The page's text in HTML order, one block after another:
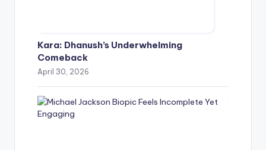
Kara: Dhanush’s Underwhelming
Comeback
April 30, 2026